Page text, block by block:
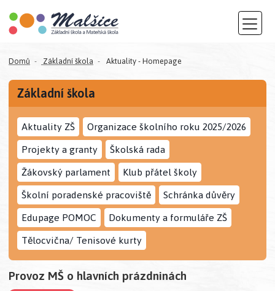
Domů Základní škola Aktuality - Homepage
Základní škola
Aktuality ZŠ Organizace školního roku 2025/2026
Projekty a granty Školská rada
Žákovský parlament Klub přátel školy
Školní poradenské pracoviště Schránka důvěry
Edupage POMOC Dokumenty a formuláře ZŠ
Tělocvična/ Tenisové kurty
Provoz MŠ o hlavních prázdninách